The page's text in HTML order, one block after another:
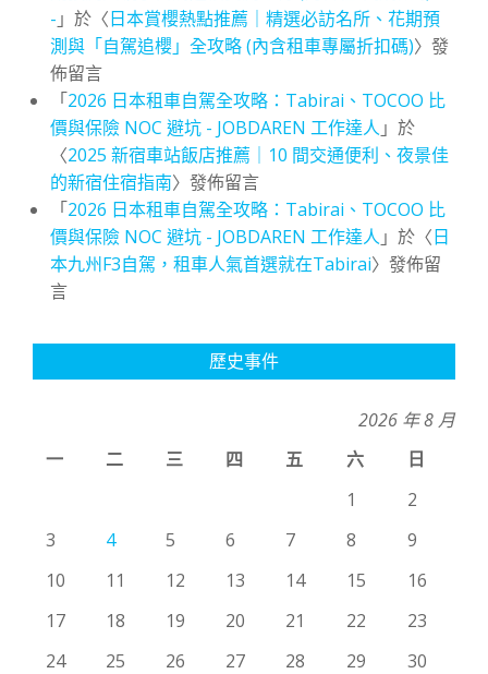
- 」於〈日本賞櫻熱點推薦｜精選必訪名所、花期預
測與「自駕追櫻」全攻略 (內含租車專屬折扣碼)〉發
佈留言
「2026 日本租車自駕全攻略：Tabirai、TOCOO 比
價與保險 NOC 避坑 - JOBDAREN 工作達人 」於
〈2025 新宿車站飯店推薦｜10 間交通便利、夜景佳
的新宿住宿指南〉發佈留言
「2026 日本租車自駕全攻略：Tabirai、TOCOO 比
價與保險 NOC 避坑 - JOBDAREN 工作達人 」於〈日
本九州F3自駕，租車人氣首選就在Tabirai〉發佈留
言
歷史事件
2026 年 8 月
一
二 三 四 五 六
日
1
2
3
4 5 6 7 8
9
10
11 12 13 14 15
16
17
18 19 20 21 22
23
24
25 26 27 28 29
30